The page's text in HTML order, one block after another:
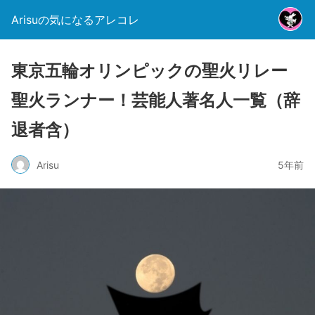
Arisuの気になるアレコレ
東京五輪オリンピックの聖火リレー
聖火ランナー！芸能人著名人一覧（辞
退者含）
Arisu 5年前